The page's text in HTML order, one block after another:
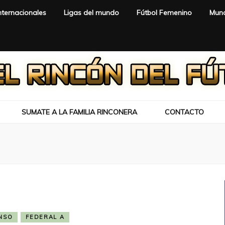
Ligas del mundo Fútbol Femenino
SUMATE A LA FAMILIA RINCONERA CONTACTO
FEDERAL A